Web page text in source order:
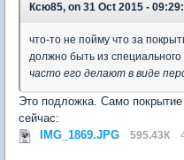
Ксю85, on 31 Oct 2015 - 09:29:
что-то не пойму что за
должно быть из
часто его делают в виде
Это подложка. Само
сейчас:
IMG_1869.JPG
595.43К